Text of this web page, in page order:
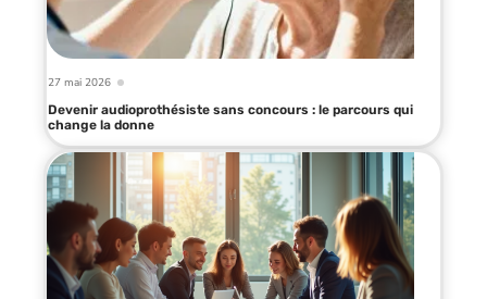
27 mai 2026
Devenir audioprothésiste sans concours : le parcours qui
change la donne